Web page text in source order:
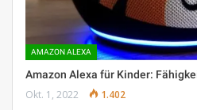
AMAZON ALEXA
Amazon Alexa für Kinder:
Okt. 1, 2022 1.402